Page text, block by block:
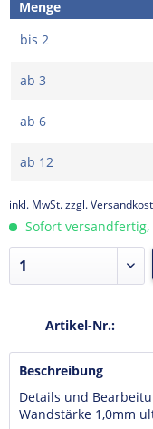
Menge
bis 2
ab 3
ab 6
ab 12
inkl. MwSt.zzgl.
Sofort versandfertig,
Artikel-Nr.:
Beschreibung
Details und
Wandstärke 1,0mm